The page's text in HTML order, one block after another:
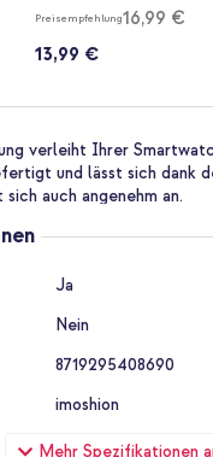
Preisempfehlung16,99 €
13,99 €
verleiht Ihrer
und lässt sich dank
auch angenehm an.
Mehr Spezifikationen
Ja
Nein
8719295408690
imoshion
SGW4040869001